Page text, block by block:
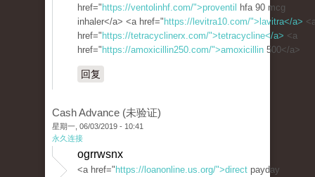
href=" https://ventolinhf.com/">proventil
hfa 90 mcg
inhaler</a> <a href=" https://levitra10.com/">lavitra</a>
href=" https://tetracyclinerx.com/">tetracycline</a> <a
href=" https://amoxicillin250.com/">amoxicillin 500</a>
回复
Cash Advance (未验证)
星期一, 06/03/2019 - 10:41
永久连接
ogrrwsnx
<a href=" https://loanonline.us.org/">direct payday